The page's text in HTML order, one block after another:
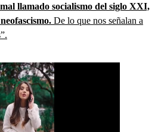
llamado socialismo del siglo XXI,
De lo que nos señalan a